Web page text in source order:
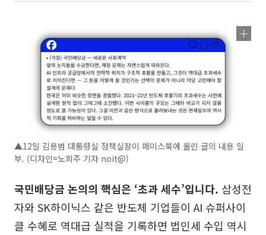
▲12일 김용범 대통령실 정책실장이 페이스북에 올린 글의 내용 일
부. (디자인=노희주 기자 noit@)
국민배당금 논의의 핵심은 ‘초과 세수’입니다. 삼성전
자와 SK하이닉스 같은 반도체 기업들이 AI 슈퍼사이
클 수혜로 역대급 실적을 기록하면 법인세 수입 역시